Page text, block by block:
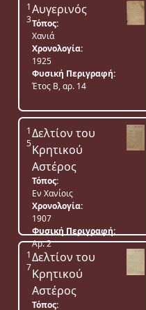
1
3
Αυγερινός
Τόπος:
Χανιά
Χρονολογία:
1925
Φυσική Περιγραφή:
Έτος Β, αρ. 14
1
5
Δελτίον του
Κρητικού
Αστέρος
Τόπος:
Εν Χανίοις
Χρονολογία:
1907
Φυσική Περιγραφή:
Αρ. 2
1
7
Δελτίον του
Κρητικού
Αστέρος
Τόπος: